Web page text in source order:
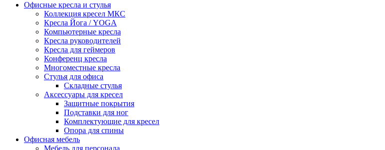
Офисные кресла и стулья
Коллекция кресел МКС
Кресла Йога / YOGA
Компьютерные кресла
Кресла руководителей
Кресла для геймеров
Конференц кресла
Многоместные кресла
Стулья для офиса
Складные стулья
Аксессуары для кресел
Защитные покрытия
Подставки для ног
Комплектующие для кресел
Опора для спины
Офисная мебель
Мебель для персонала